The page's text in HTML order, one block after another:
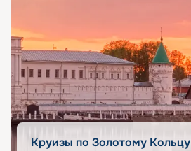
Круизы по Золотому Кольцу